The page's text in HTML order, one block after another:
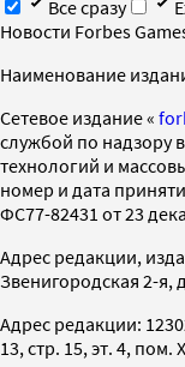
Все сразу
Новости Forbes
Наименование
Cетевое издание «
службой по надзору
технологий и
номер и дата
ФС77-82431 от 23
Адрес редакции,
Звенигородская 2-я,
Адрес редакции:
13, стр. 15, эт. 4, пом.